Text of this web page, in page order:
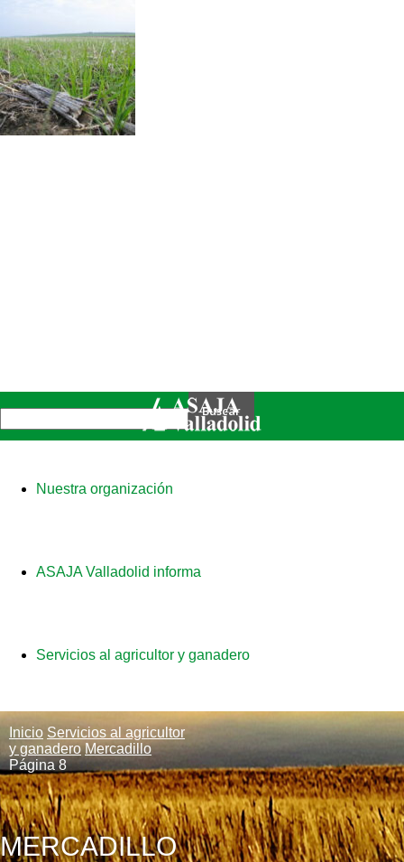
Nuestra organización
ASAJA Valladolid informa
Servicios al agricultor y ganadero
Inicio Servicios al agricultor
y ganadero Mercadillo
Página 8
MERCADILLO